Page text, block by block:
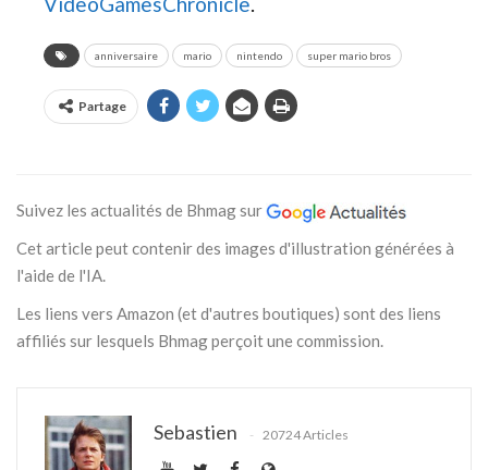
anniversaire mario nintendo super mario bros
Partage
Suivez les actualités de Bhmag sur
Cet article peut contenir des images d'illustration générées à
l'aide de l'IA.
Les liens vers Amazon (et d'autres boutiques) sont des liens
affiliés sur lesquels Bhmag perçoit une commission.
Sebastien 20724 Articles